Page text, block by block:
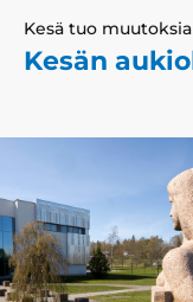
Kesä tuo
Kesän